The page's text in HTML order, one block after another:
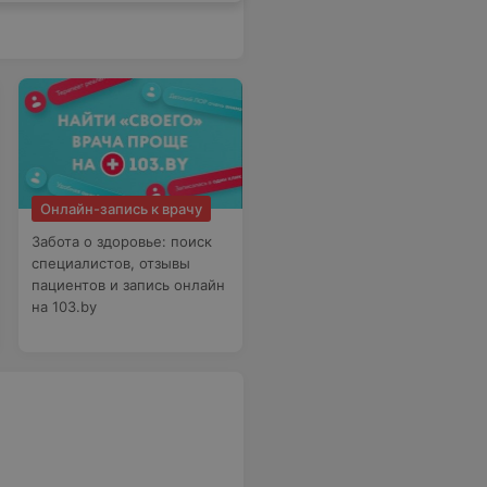
Онлайн-запись к врачу
Забота о здоровье: поиск
специалистов, отзывы
пациентов и запись онлайн
на 103.by